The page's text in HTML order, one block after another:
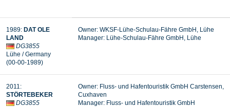
1989: DAT OLE
LAND
DG3855
Lühe / Germany
(00-00-1989)
Owner: WKSF-Lühe-Schulau-Fähre GmbH, Lühe
Manager: Lühe-Schulau-Fähre GmbH, Lühe
2011:
STÖRTEBEKER
DG3855
Owner: Fluss- und Hafentouristik GmbH Carstensen,
Cuxhaven
Manager: Fluss- und Hafentouristik GmbH